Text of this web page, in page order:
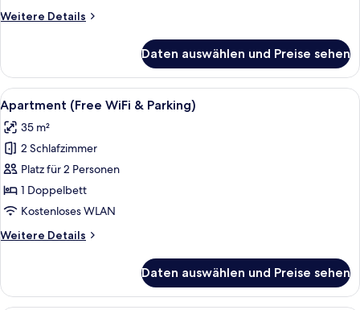
anzeigen
Weitere Details
Weitere
(Free
WiFi
&
Parking)
Daten auswählen und Preise sehen
Alle
Fotos
für
Apartment
(Free
WiFi
&
anzeigen
Ein Wohnzimmer mit einer Couch,
5
Apartment (Free WiFi & Parking)
35 m²
2 Schlafzimmer
Platz für 2 Personen
1 Doppelbett
Kostenloses WLAN
Weitere Details
Weitere
(Free
WiFi
Daten auswählen und Preise sehen